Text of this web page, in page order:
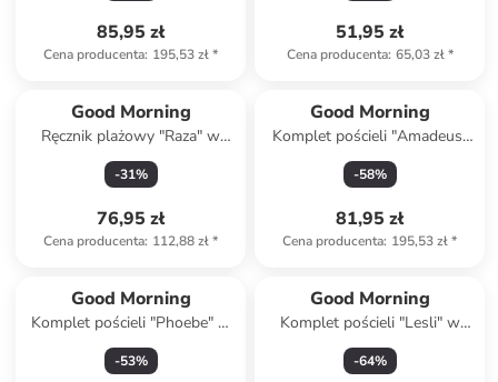
85,95 zł
Cena producenta: 195,53 zł*
51,95 zł
Cena producenta: 65,03 zł*
Good Morning
Ręcznik plażowy "Raza" w
kolorze jasnobrązowo-
zielonym
-31%
76,95 zł
Cena producenta: 112,88 zł*
Good Morning
Komplet pościeli "Amadeus"
w kolorze fioletowo-
jasnoróżowym
-58%
81,95 zł
Cena producenta: 195,53 zł*
Good Morning
Komplet pościeli "Phoebe" w
kolorze brązowym
-53%
Good Morning
Komplet pościeli "Lesli" w
kolorze zielonym
-64%